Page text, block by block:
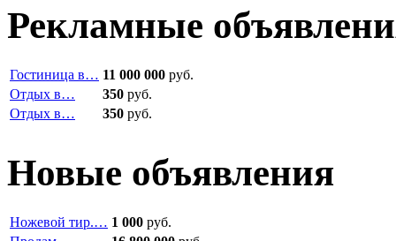
Рекламные
Гостиница в… 11 000 000 руб.
Отдых в…
350 руб.
Отдых в…
350 руб.
Новые объявления
Ножевой тир.… 1 000 руб.